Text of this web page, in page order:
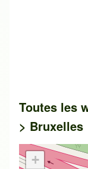
Toutes les
> Bruxelles
+